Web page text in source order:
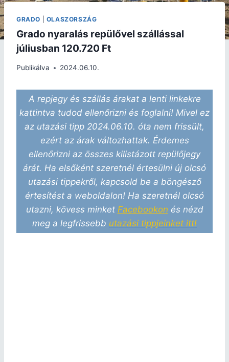
GRADO OLASZORSZÁG
Grado nyaralás repülővel szállással
júliusban 120.720 Ft
Publikálva 2024.06.10.
A repjegy és szállás árakat a lenti linkekre
kattintva tudod ellenőrizni és foglalni! Mivel ez
az utazási tipp 2024.06.10. óta nem frissült,
ezért az árak változhattak. Érdemes
ellenőrizni az összes kilistázott repülőjegy
árát. Ha elsőként szeretnél értesülni új olcsó
utazási tippekről, kapcsold be a böngésző
értesítést a weboldalon! Ha szeretnél olcsó
utazni, kövess minket Facebookon és nézd
meg a legfrissebb utazási tippjeinket itt!